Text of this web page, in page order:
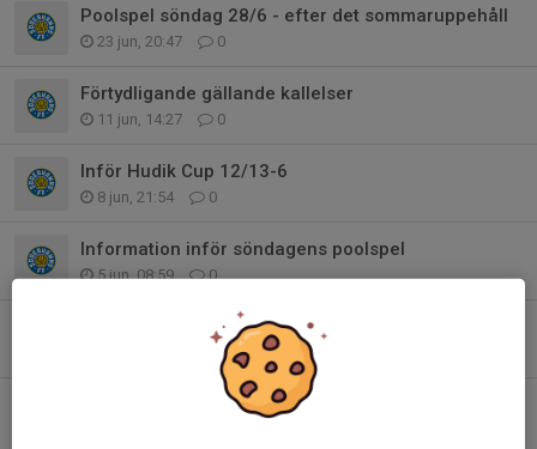
Poolspel söndag 28/6 - efter det sommaruppehåll
23 jun, 20:47 0
Förtydligande gällande kallelser
11 jun, 14:27 0
Inför Hudik Cup 12/13-6
8 jun, 21:54 0
Information inför söndagens poolspel
5 jun, 08:59 0
Inställd träning 7/6
Poolspel hemma 7/6